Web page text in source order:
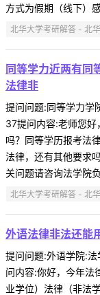
方式为假期（线下）
北华大学考研解答 - 北
同等学力近两有同
法律非
提问问题:同等学力
37提问内容:老师您好
吗？同等学历报考法
法律，还有其他要求
关问题请咨询法学院
北华大学考研解答 - 北
外语法律非法还能
提问问题:外语学院:
问内容:你好，今年法
业学位）法律（非法